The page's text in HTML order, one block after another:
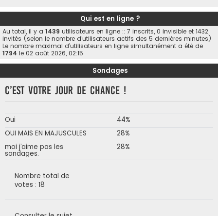
Qui est en ligne ?
Au total, il y a 1439 utilisateurs en ligne :: 7 inscrits, 0 invisible et 1432
invités (selon le nombre d’utilisateurs actifs des 5 dernières minutes)
Le nombre maximal d’utilisateurs en ligne simultanément a été de
1794 le 02 août 2026, 02:15
Sondages
C’est votre jour de chance !
Oui
44%
OUI MAIS EN MAJUSCULES
28%
moi j’aime pas les
sondages.
28%
Nombre total de
votes : 18